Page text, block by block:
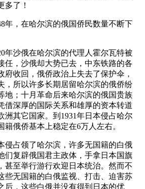
多了！
年，在哈尔滨的俄国侨民数量不断下
年沙俄在哈尔滨的代理人霍尔瓦特被
任，沙俄却大势已去，中东铁路的各
府收回，俄侨政治上失去了保护伞，
，所以许多长期居留哈尔滨的俄侨纷
地；十月革命后来哈尔滨的俄国贵族
借深厚的国际关系和雄厚的资本转道
洲其它国家。到1931年日本侵占哈尔
籍俄侨基本上稳定在6万人左右。
侵占领了哈尔滨，许多无国籍的白俄
们复辟俄国君主政体，手拿日本国旗
甚至举行游行欢迎日本统治。然而不
些无国籍的白俄监视、打击、迫害苏
后，这些白俄并没有得到日本的优